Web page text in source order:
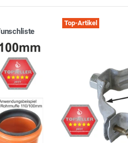
Top-Artikel